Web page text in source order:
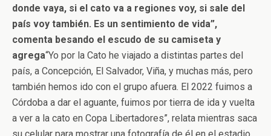
donde vaya, si el cato va a regiones voy, si sale del
país voy también. Es un sentimiento de vida”,
comenta besando el escudo de su camiseta y
agrega“Yo por la Cato he viajado a distintas partes del
país, a Concepción, El Salvador, Viña, y muchas más, pero
también hemos ido con el grupo afuera. El 2022 fuimos a
Córdoba a dar el aguante, fuimos por tierra de ida y vuelta
a ver a la cato en Copa Libertadores”, relata mientras saca
su celular para mostrar una fotografía de él en el estadio